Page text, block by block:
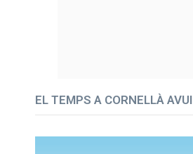
EL TEMPS A CORNELLÀ AVUI